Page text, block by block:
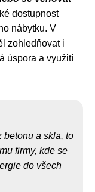
dostupnost
nábytku. V
zohledňovat i
úspora a využití
betonu a skla, to
firmy, kde se
do všech